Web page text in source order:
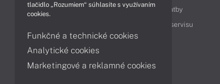
Ako nakupovať
Možnosti doručenia a platby
Cenník servisu
Kontakty
tlačidlo „Rozumiem“ súhlasíte s využívaním
cookies.
Funkčné a technické cookies
Analytické cookies
Marketingové a reklamné cookies